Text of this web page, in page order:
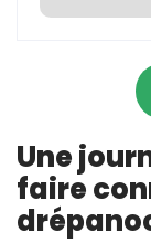
Une
faire